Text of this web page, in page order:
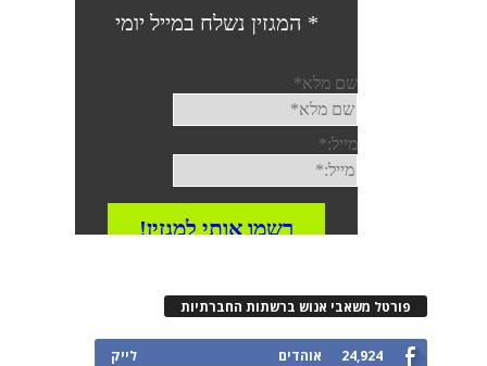
פורטל משאבי אנוש ברשתות החברתיות
24,924 אוהדים לייק